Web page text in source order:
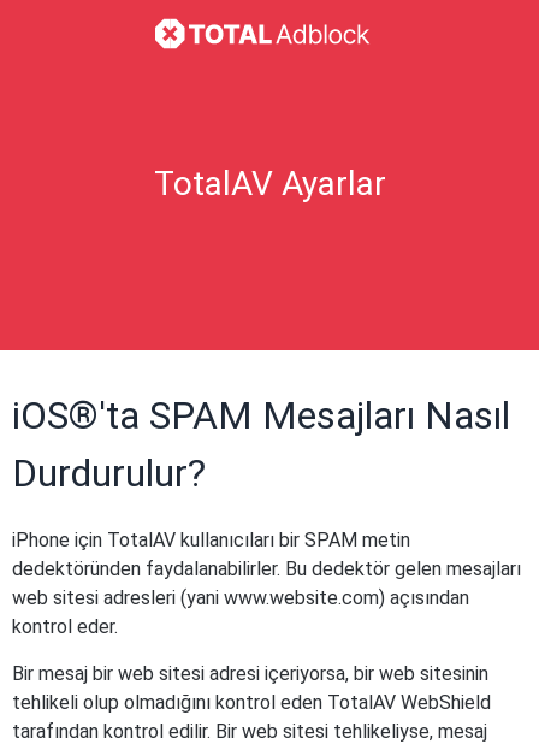
TotalAV Ayarlar
iOS®'ta SPAM Mesajları Nasıl
Durdurulur?
iPhone için TotalAV kullanıcıları bir SPAM metin
dedektöründen faydalanabilirler. Bu dedektör gelen mesajları
web sitesi adresleri (yani www.website.com) açısından
kontrol eder.
Bir mesaj bir web sitesi adresi içeriyorsa, bir web sitesinin
tehlikeli olup olmadığını kontrol eden TotalAV WebShield
tarafından kontrol edilir. Bir web sitesi tehlikeliyse, mesaj